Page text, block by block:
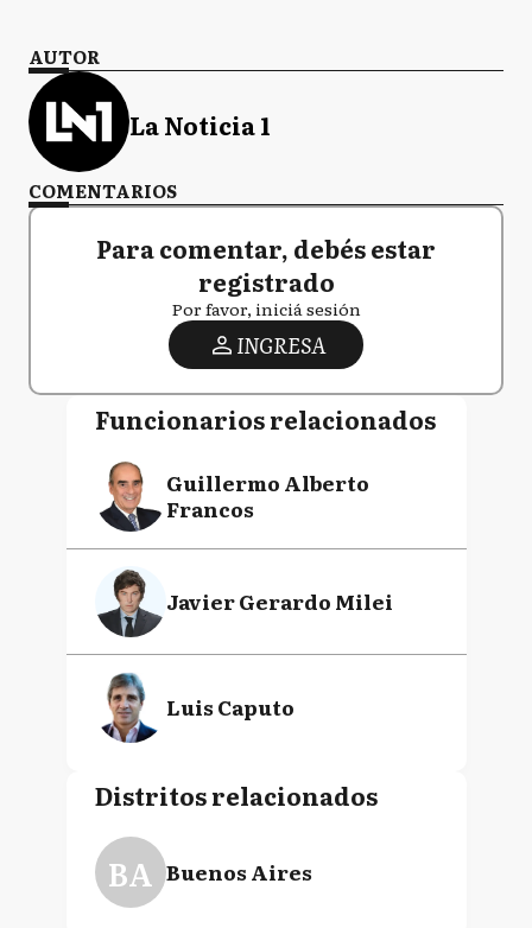
AUTOR
La Noticia 1
COMENTARIOS
Para comentar, debés estar
registrado
Por favor, iniciá sesión
INGRESA
Funcionarios relacionados
Guillermo Alberto
Francos
Javier Gerardo Milei
Luis Caputo
Distritos relacionados
BA Buenos Aires